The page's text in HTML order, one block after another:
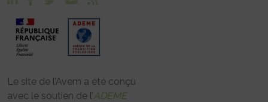
Le site de l’Avem a été conçu
avec le soutien de l’ADEME